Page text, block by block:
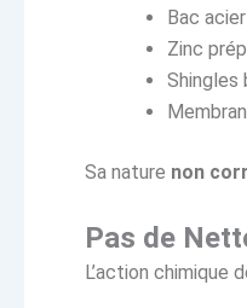
Bac acier
Zinc
Shingles
Sa nature non
Pas de
L’action chimique